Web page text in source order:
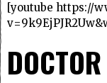
[youtube https://